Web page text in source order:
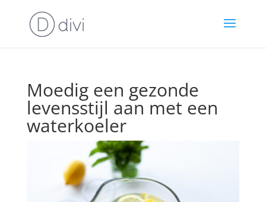
Moedig een gezonde
levensstijl aan met een
waterkoeler